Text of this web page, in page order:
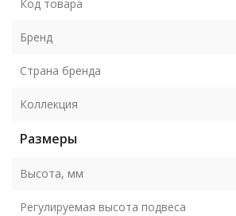
Код товара
Бренд
Страна бренда
Коллекция
Размеры
Высота, мм
Регулируемая высота подвеса